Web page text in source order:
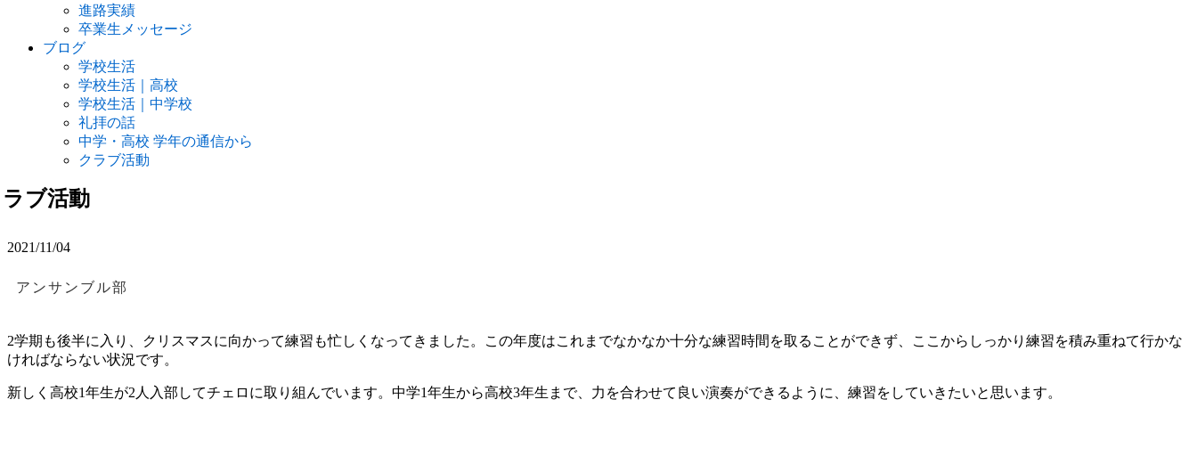
進路実績
卒業生メッセージ
ブログ
学校生活
学校生活｜高校
学校生活｜中学校
礼拝の話
中学・高校 学年の通信から
クラブ活動
ブ活動
2021/11/04
アンサンブル部
2学期も後半に入り、クリスマスに向かって練習も忙しくなってきました。この年度はこれまでなかなか十分な練習時間を取ることができず、ここからしっかり練習を積み重ねて行かな
ければならない状況です。
新しく高校1年生が2人入部してチェロに取り組んでいます。中学1年生から高校3年生まで、力を合わせて良い演奏ができるように、練習をしていきたいと思います。